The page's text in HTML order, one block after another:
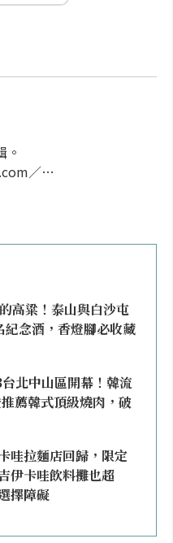
。
／
高粱！泰山與白沙屯
念酒，香燈腳必收藏
台北中山區開幕！韓流
薦韓式頂級燒肉，破
哇拉麵店回歸，限定
伊卡哇飲料攤也超
擇障礙